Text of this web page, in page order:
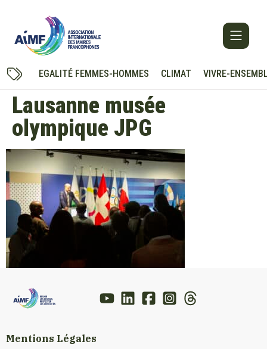
EGALITÉ FEMMES-HOMMES CLIMAT VIVRE-
Lausanne musée
olympique JPG
Mentions Légales